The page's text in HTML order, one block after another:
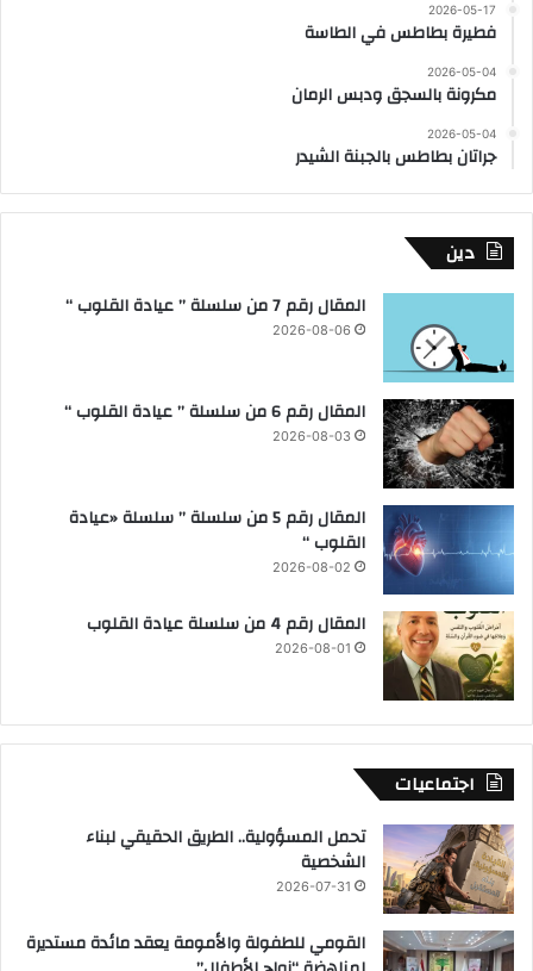
2026-05-17
فطيرة بطاطس في الطاسة
2026-05-04
مكرونة بالسجق ودبس الرمان
2026-05-04
جراتان بطاطس بالجبنة الشيدر
دين
المقال رقم 7 من سلسلة ” عيادة القلوب “
2026-08-06
المقال رقم 6 من سلسلة ” عيادة القلوب “
2026-08-03
المقال رقم 5 من سلسلة ” سلسلة «عيادة
القلوب “
2026-08-02
المقال رقم 4 من سلسلة عيادة القلوب
2026-08-01
اجتماعيات
تحمل المسؤولية.. الطريق الحقيقي لبناء
الشخصية
2026-07-31
القومي للطفولة والأمومة يعقد مائدة مستديرة